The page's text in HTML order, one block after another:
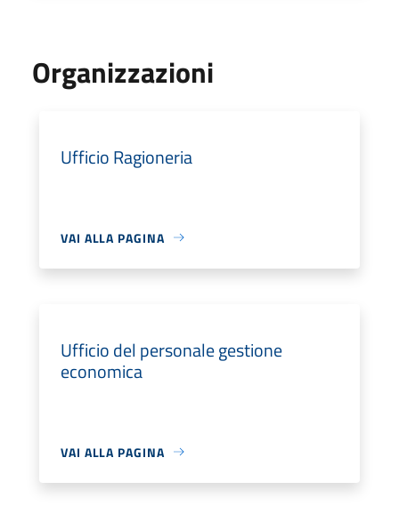
Organizzazioni
Ufficio Ragioneria
VAI ALLA PAGINA
Ufficio del personale gestione
economica
VAI ALLA PAGINA